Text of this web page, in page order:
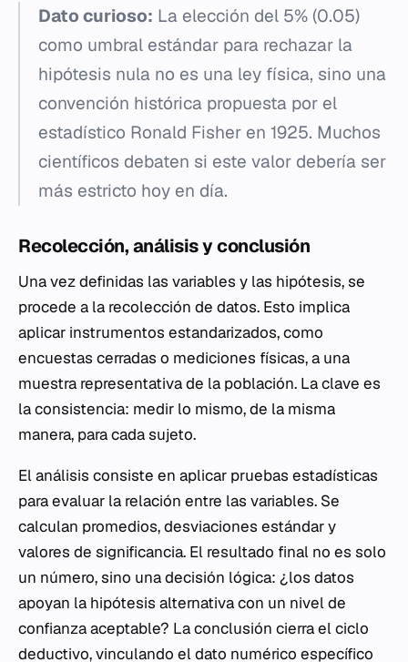
Dato curioso: La elección del 5% (0.05)
como umbral estándar para rechazar la
hipótesis nula no es una ley física, sino una
convención histórica propuesta por el
estadístico Ronald Fisher en 1925. Muchos
científicos debaten si este valor debería ser
más estricto hoy en día.
Recolección, análisis y conclusión
Una vez definidas las variables y las hipótesis, se
procede a la recolección de datos. Esto implica
aplicar instrumentos estandarizados, como
encuestas cerradas o mediciones físicas, a una
muestra representativa de la población. La clave es
la consistencia: medir lo mismo, de la misma
manera, para cada sujeto.
El análisis consiste en aplicar pruebas estadísticas
para evaluar la relación entre las variables. Se
calculan promedios, desviaciones estándar y
valores de significancia. El resultado final no es solo
un número, sino una decisión lógica: ¿los datos
apoyan la hipótesis alternativa con un nivel de
confianza aceptable? La conclusión cierra el ciclo
deductivo, vinculando el dato numérico específico